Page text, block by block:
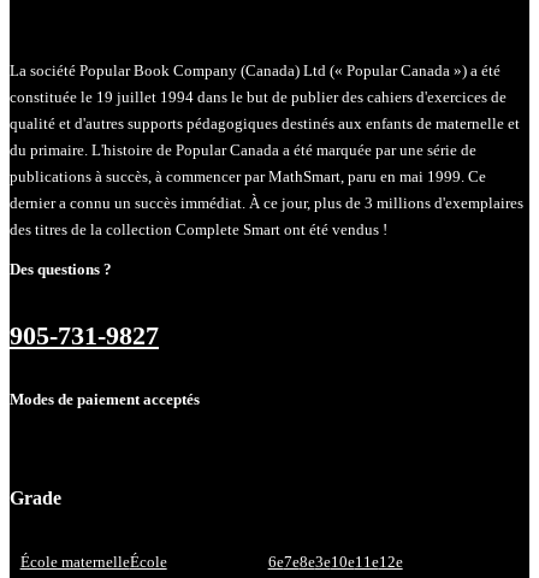
La société Popular Book Company (Canada) Ltd (« Popular Canada ») a été
constituée le 19 juillet 1994 dans le but de publier des cahiers d'exercices de
qualité et d'autres supports pédagogiques destinés aux enfants de maternelle et
du primaire. L'histoire de Popular Canada a été marquée par une série de
publications à succès, à commencer par MathSmart, paru en mai 1999. Ce
dernier a connu un succès immédiat. À ce jour, plus de 3 millions d'exemplaires
des titres de la collection Complete Smart ont été vendus !
Des questions ?
905-731-9827
Modes de paiement acceptés
Grade
École maternelleÉcole
6e7e8e3e10e11e12e